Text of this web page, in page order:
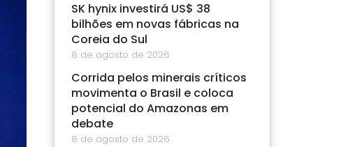
SK hynix investirá US$ 38
bilhões em novas fábricas na
Coreia do Sul
8 de agosto de 2026
Corrida pelos minerais críticos
movimenta o Brasil e coloca
potencial do Amazonas em
debate
8 de agosto de 2026